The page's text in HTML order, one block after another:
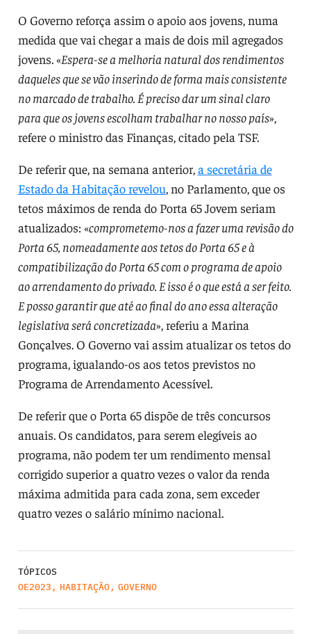
O Governo reforça assim o apoio aos jovens, numa
medida que vai chegar a mais de dois mil agregados
jovens. «Espera-se a melhoria natural dos rendimentos
daqueles que se vão inserindo de forma mais consistente
no marcado de trabalho. É preciso dar um sinal claro
para que os jovens escolham trabalhar no nosso país»,
refere o ministro das Finanças, citado pela TSF.
De referir que, na semana anterior,a secretária de
Estado da Habitação revelou, no Parlamento, que os
tetos máximos de renda do Porta 65 Jovem seriam
atualizados: «comprometemo-nos a fazer uma revisão do
Porta 65, nomeadamente aos tetos do Porta 65 e à
compatibilização do Porta 65 com o programa de apoio
ao arrendamento do privado. E isso é o que está a ser feito.
E posso garantir que até ao final do ano essa alteração
legislativa será concretizada», referiu a Marina
Gonçalves. O Governo vai assim atualizar os tetos do
programa, igualando-os aos tetos previstos no
Programa de Arrendamento Acessível.
De referir que o Porta 65 dispõe de três concursos
anuais. Os candidatos, para serem elegíveis ao
programa, não podem ter um rendimento mensal
corrigido superior a quatro vezes o valor da renda
máxima admitida para cada zona, sem exceder
quatro vezes o salário mínimo nacional.
TÓPICOS
OE2023 , HABITAÇÃO, GOVERNO